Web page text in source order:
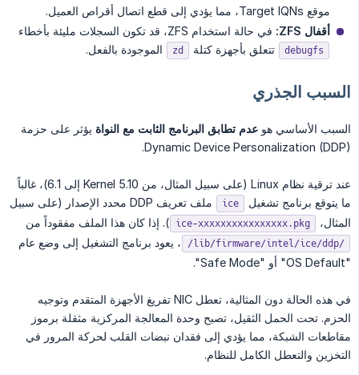
موقع Target IQNs، مما يؤدي إلى قطع اتصال أقراص العميل.
أقفال ZFS:
في حالة استخدام ZFS، قد تكون السجلات مليئة بأخطاء
debugfs تتعلق بأجهزة كتلة zd الموجودة بالفعل.
السبب الجذري
السبب الأساسي هو عدم تطابق البرنامج الثابت مع النواة يؤثر على حزمة
Dynamic Device Personalization (DDP).
عند ترقية نظام Linux (على سبيل المثال، من Kernel 5.10 إلى 6.1)، غالباً
ما يتوقع برنامج تشغيل
ice
ملف تعريف DDP محدد الإصدار (على سبيل
المثال،
ice-xxxxxxxxxxxxxxxx.pkg ). إذا كان هذا الملف مفقوداً من
/lib/firmware/intel/ice/ddp/
، يعود برنامج التشغيل إلى وضع عام
"OS Default" أو "Safe Mode".
في هذه الحالة دون المثالية، تعطل NIC تفريغ الأجهزة المتقدم وتوجيه
الحزم. تحت الحمل الثقيل، تصبح وحدة المعالجة المركزية مثقلة برموز
مقاطعات الشبكة، مما يؤدي إلى فقدان نبضات القلب لحركة المرور في
التخزين والتعطل الكامل للنظام.